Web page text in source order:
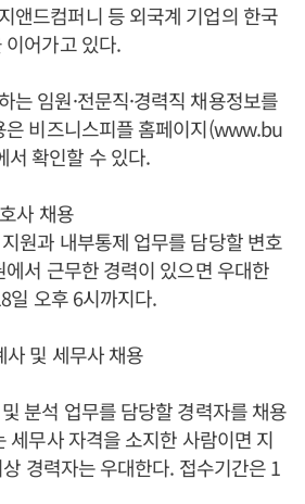
앤드컴퍼니 등 외국계 기업의 한국
어가고 있다.
는 임원·전문직·경력직 채용정보를
은 비즈니스피플 홈페이지(www.bu
확인할 수 있다.
사 채용
원과 내부통제 업무를 담당할 변호
서 근무한 경력이 있으면 우대한
일 오후 6시까지다.
및 세무사 채용
분석 업무를 담당할 경력자를 채용
세무사 자격을 소지한 사람이면 지
경력자는 우대한다. 접수기간은 1